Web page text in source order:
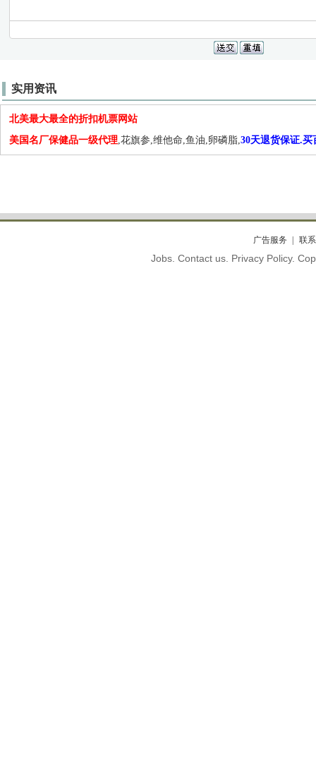
实用资讯
北美最大最全的折扣机票网站
美国名厂保健品一级代理,花旗参,维他命,鱼油,卵磷脂,30天退货保证.买
广告服务 联
Jobs. Contact us. Privacy Policy.